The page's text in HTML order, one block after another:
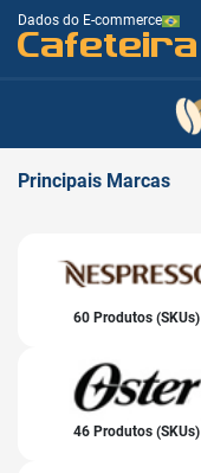
Dados do E-commerce
Cafeteira
Principais Marcas
60 Produtos (SKUs)
46 Produtos (SKUs)